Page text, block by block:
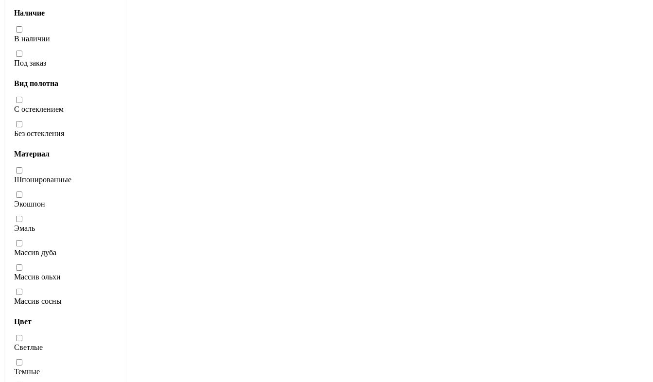
Наличие
В наличии
Под заказ
Вид полотна
С остеклением
Без остекления
Материал
Шпонированные
Экошпон
Эмаль
Массив дуба
Массив ольхи
Массив сосны
Цвет
Светлые
Темные